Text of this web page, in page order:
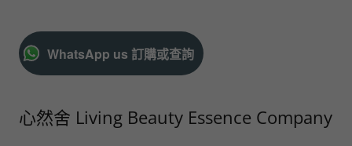
WhatsApp us 訂購或查詢
心然舍 Living Beauty Essence Company